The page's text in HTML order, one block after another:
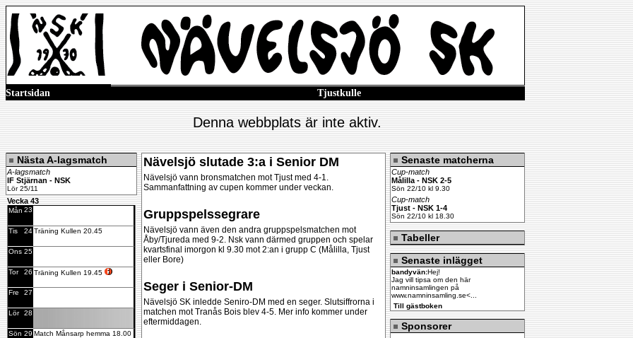
Startsidan Tjustkulle
Denna webbplats är inte aktiv.
Nästa A-lagsmatch
A-lagsmatch
IF Stjärnan - NSK
Lör 25/11
Vecka 43
Mån 23
Tis 24Träning Kullen 20.45
Ons 25
Tor 26 Träning Kullen 19.45
Fre 27
Lör 28
Sön 29 Match Månsarp hemma 18.00
Nävelsjö slutade 3:a i Senior DM
Nävelsjö vann bronsmatchen mot Tjust med 4-1.
Sammanfattning av cupen kommer under veckan.
Gruppspelssegrare
Nävelsjö vann även den andra gruppspelsmatchen mot
Åby/Tjureda med 9-2. Nsk vann därmed gruppen och spelar
kvartsfinal imorgon kl 9.30 mot 2:an i grupp C (Målilla, Tjust
eller Bore)
Seger i Senior-DM
Nävelsjö SK inledde Seniro-DM med en seger. Slutsiffrorna i
matchen mot Tranås Bois blev 4-5. Mer info kommer under
eftermiddagen.
Senaste matcherna
Cup-match
Målilla - NSK 2-5
Sön 22/10 kl 9.30
Cup-match
Tjust - NSK 1-4
Sön 22/10 kl 18.30
Tabeller
Senaste inlägget
bandyvän:Hej!
Jag vill tipsa om den här
namninsamlingen på
www.namninsamling.se<...
Till gästboken
Sponsorer